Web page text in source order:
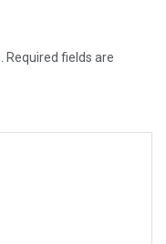
Required fields are